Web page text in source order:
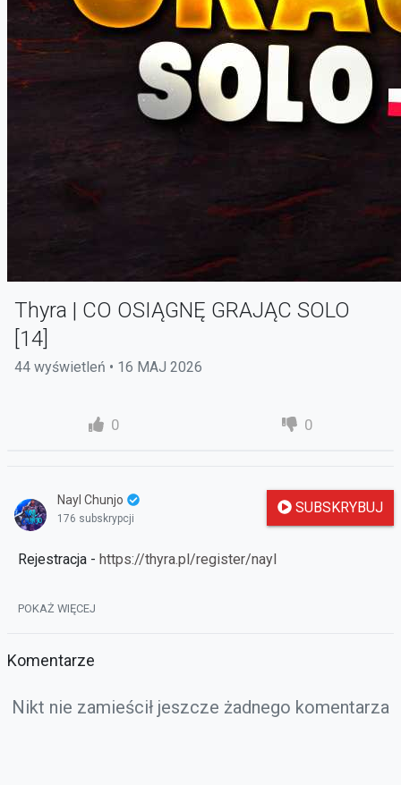
Thyra | CO OSIĄGNĘ GRAJĄC SOLO
[14]
44 wyświetleń • 16 MAJ 2026
0 0
Nayl Chunjo
176 subskrypcji
SUBSKRYBUJ
Rejestracja - https://thyra.pl/register/nayl
POKAŻ WIĘCEJ
Komentarze
Nikt nie zamieścił jeszcze żadnego komentarza